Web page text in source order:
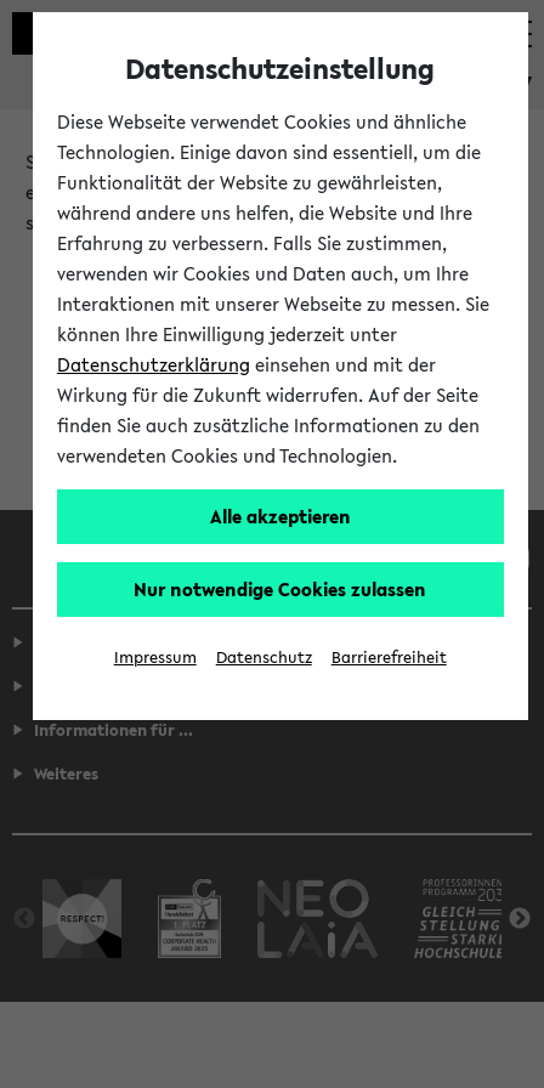
eKVV
Sie möchten auf eine eKVV Funktion zugreifen, die Ihnen
erst nach einer Anmeldung am System zur Verfügung
steht.
Bitte melden Sie sich an:
Anmeldung am eKVV
Informationen für ...
Weiteres
Datenschutzeinstellung
Diese Webseite verwendet Cookies und ähnliche
Technologien. Einige davon sind essentiell, um die
Funktionalität der Website zu gewährleisten,
während andere uns helfen, die Website und Ihre
Erfahrung zu verbessern. Falls Sie zustimmen,
verwenden wir Cookies und Daten auch, um Ihre
Interaktionen mit unserer Webseite zu messen. Sie
können Ihre Einwilligung jederzeit unter
Datenschutzerklärung einsehen und mit der
Wirkung für die Zukunft widerrufen. Auf der Seite
finden Sie auch zusätzliche Informationen zu den
verwendeten Cookies und Technologien.
Alle akzeptieren
Nur notwendige Cookies zulassen
Impressum Datenschutz Barrierefreiheit